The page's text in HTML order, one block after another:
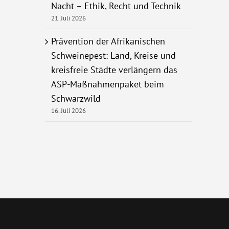
Nacht – Ethik, Recht und Technik
21. Juli 2026
Prävention der Afrikanischen
Schweinepest: Land, Kreise und
kreisfreie Städte verlängern das
ASP-Maßnahmenpaket beim
Schwarzwild
16. Juli 2026